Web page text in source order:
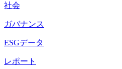
社会
ガバナンス
ESGデータ
レポート